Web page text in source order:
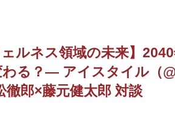
ェルネス領域の未来】
る？― アイスタイル（
徹郎×藤元健太郎 対談